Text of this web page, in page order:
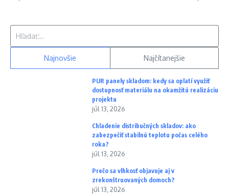
Najnovšie Najčítanejšie
PUR panely skladom: kedy sa oplatí využiť
dostupnosť materiálu na okamžitú realizáciu
projektu
júl 13, 2026
Chladenie distribučných skladov: ako
zabezpečiť stabilnú teplotu počas celého
roka?
júl 13, 2026
Prečo sa vlhkosť objavuje aj v
zrekonštruovaných domoch?
júl 13, 2026